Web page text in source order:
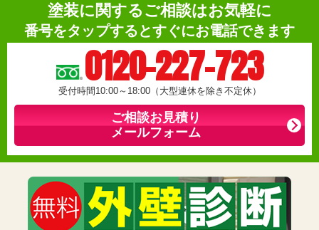
塗装に関するご相談はお気軽に
番号をタップするとすぐにお電話できます
0120-227-723
受付時間10:00～18:00（大型連休を除き不定休）
ご相談お見積り
メールフォーム